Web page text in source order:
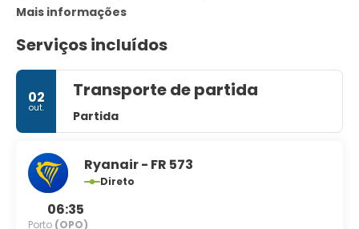
Mais informações
Serviços incluídos
02
out.
Transporte de partida
Partida
Ryanair - FR 573
Direto
06:35
Porto (OPO)